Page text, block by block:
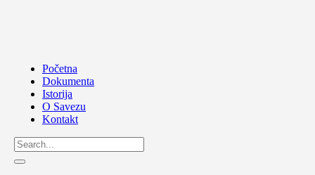
Početna
Dokumenta
Istorija
O Savezu
Kontakt